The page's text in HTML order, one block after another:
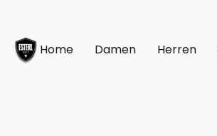
Home Damen Herren